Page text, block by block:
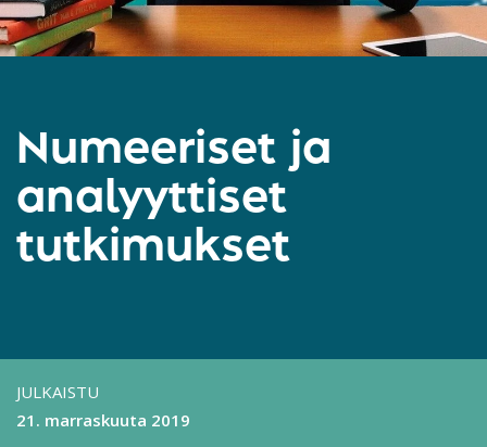
Numeeriset ja
analyyttiset
tutkimukset
JULKAISTU
21. marraskuuta 2019